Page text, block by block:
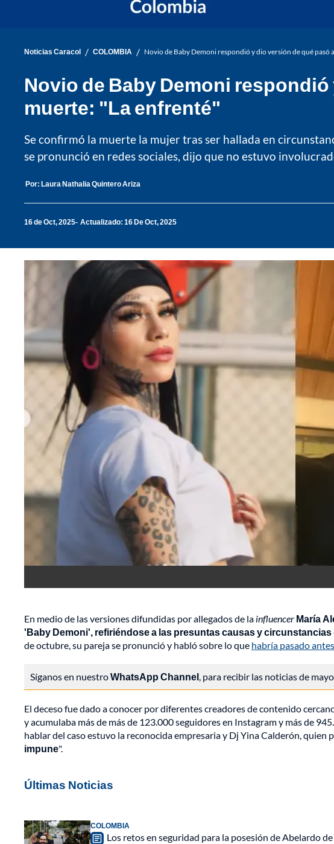
Noticias Caracol / COLOMBIA / Novio de Baby Demoni respondió y dio versión de qué pasó
Novio de Baby Demoni
muerte: "La enfrenté"
Se confirmó la muerte la mujer tras ser hallada en
se pronunció en redes sociales, dijo que no estuvo
Por: Laura Nathalia Quintero Ariza
16 de Oct, 2025 Actualizado: 16 De Oct, 2025
En medio de las versiones difundidas por allegados de la influencer María
'Baby Demoni', refiriéndose a las presuntas causas y circunstancias
de octubre, su pareja se pronunció y habló sobre lo que habría pasado antes
Síganos en nuestroWhatsApp Channel, para recibir las noticias de
El deceso fue dado a conocer por diferentes creadores de contenido
y acumulaba más de más de 123.000 seguidores en Instagram y más de
hablar del caso estuvo la reconocida empresaria y Dj Yina Calderón,
impune".
Últimas Noticias
COLOMBIA
Los retos en seguridad para la posesión de Abelardo